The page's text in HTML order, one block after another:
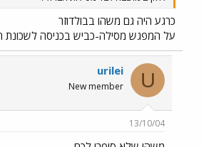
כרגע היה גם משהו בבולדוזר
על המפגש מסילה-כביש בכניסה לשכונת
U
urilei
New member
13/10/04